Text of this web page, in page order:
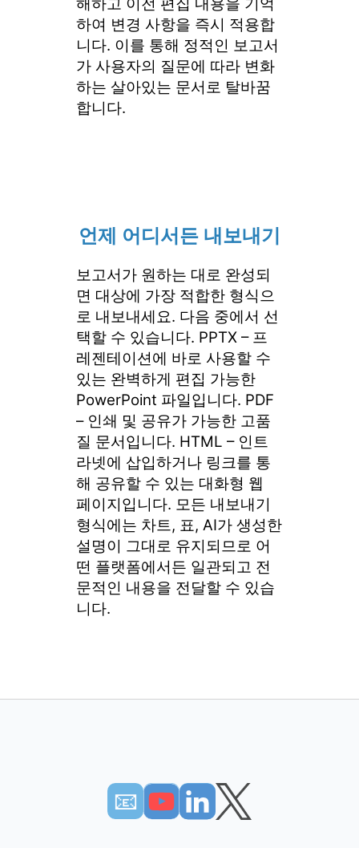
해하고 이전 편집 내용을 기억
하여 변경 사항을 즉시 적용합
니다. 이를 통해 정적인 보고서
가 사용자의 질문에 따라 변화
하는 살아있는 문서로 탈바꿈
합니다.
언제 어디서든 내보내기
보고서가 원하는 대로 완성되
면 대상에 가장 적합한 형식으
로 내보내세요. 다음 중에서 선
택할 수 있습니다. PPTX – 프
레젠테이션에 바로 사용할 수
있는 완벽하게 편집 가능한
PowerPoint 파일입니다. PDF
– 인쇄 및 공유가 가능한 고품
질 문서입니다. HTML – 인트
라넷에 삽입하거나 링크를 통
해 공유할 수 있는 대화형 웹
페이지입니다. 모든 내보내기
형식에는 차트, 표, AI가 생성한
설명이 그대로 유지되므로 어
떤 플랫폼에서든 일관되고 전
문적인 내용을 전달할 수 있습
니다.
📧︎